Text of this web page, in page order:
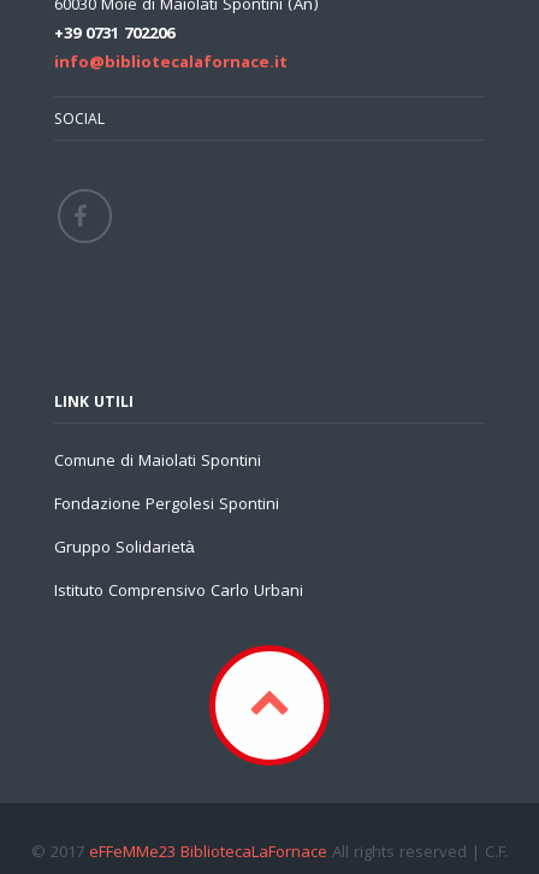
60030 Moie di Maiolati Spontini (An)
+39 0731 702206
info@bibliotecalafornace.it
SOCIAL
LINK UTILI
Comune di Maiolati Spontini
Fondazione Pergolesi Spontini
Gruppo Solidarietà
Istituto Comprensivo Carlo Urbani
© 2017 eFFeMMe23 BibliotecaLaFornace All rights reserved | C.F.